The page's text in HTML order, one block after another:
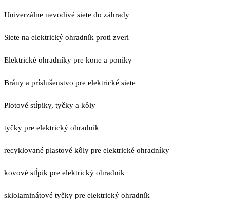
Univerzálne nevodivé siete do záhrady
Siete na elektrický ohradník proti zveri
Elektrické ohradníky pre kone a poníky
Brány a príslušenstvo pre elektrické siete
Plotové stĺpiky, tyčky a kôly
tyčky pre elektrický ohradník
recyklované plastové kôly pre elektrické ohradníky
kovové stĺpik pre elektrický ohradník
sklolaminátové tyčky pre elektrický ohradník